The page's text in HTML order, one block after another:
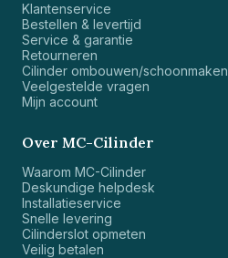
Klantenservice
Bestellen & levertijd
Service & garantie
Retourneren
Cilinder ombouwen/schoonmaken
Veelgestelde vragen
Mijn account
Over MC-Cilinder
Waarom MC-Cilinder
Deskundige helpdesk
Installatieservice
Snelle levering
Cilinderslot opmeten
Veilig betalen